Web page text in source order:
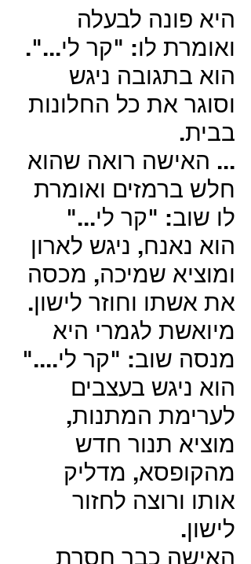
היא פונה לבעלה
ואומרת לו: "קר לי...".
הוא בתגובה ניגש
וסוגר את כל החלונות
בבית.
... האישה רואה שהוא
חלש ברמזים ואומרת
לו שוב: "קר לי..."
הוא נאנח, ניגש לארון
ומוציא שמיכה, מכסה
את אשתו וחוזר לישון.
מיואשת לגמרי היא
מנסה שוב: "קר לי...."
הוא ניגש בעצבים
לערימת המתנות,
מוציא תנור חדש
מהקופסא, מדליק
אותו ורוצה לחזור
לישון.
האישה כבר חסרת